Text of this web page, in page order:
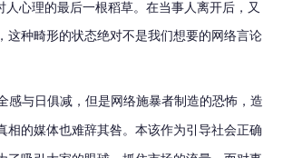
人心理的最后一根稻草。在当事人离开后，又
这种畸形的状态绝对不是我们想要的网络言论
感与日俱减，但是 网络施暴者制造的恐怖，造
相的媒体也难辞其咎。本该作为引导社会正确